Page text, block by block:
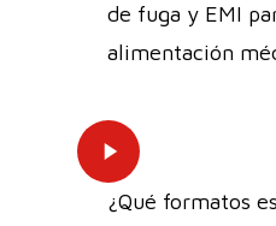
de fuga y EMI
alimentación
Play
Video
¿Qué formatos